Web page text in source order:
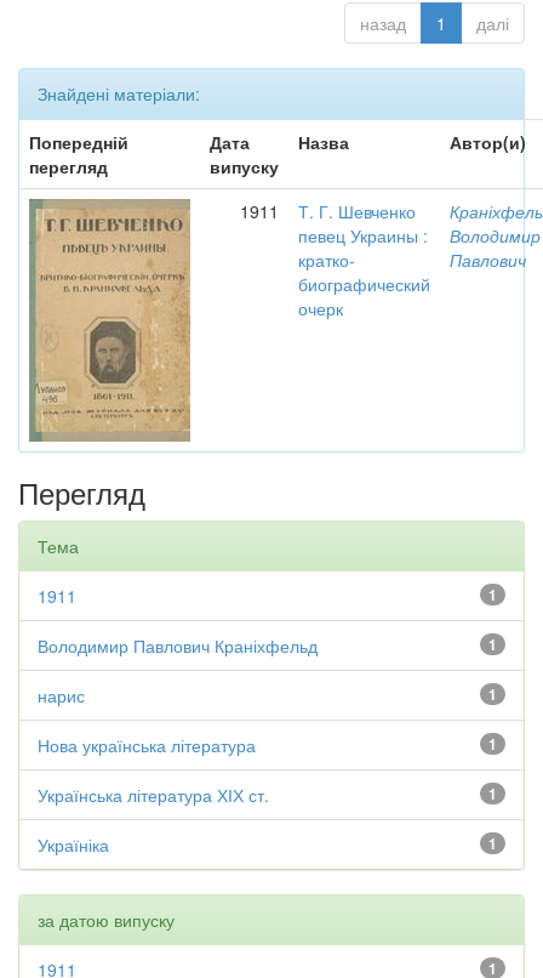
назад 1 далі
Знайдені матеріали:
Попередній
перегляд
Дата
випуску
Назва Автор(и)
1911
Т. Г. Шевченко
певец Украины :
кратко-
биографический
очерк
Володимир
Павлович
Перегляд
Тема
1
1911
1
Володимир Павлович Краніхфельд
1
нарис
1
Нова українська література
1
Українська література ХІХ ст.
1
Україніка
за датою випуску
1
1911